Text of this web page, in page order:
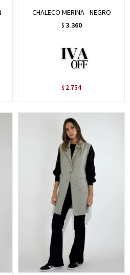
CHALECO MERINA - NEGRO
$ 3.360
$ 2.754